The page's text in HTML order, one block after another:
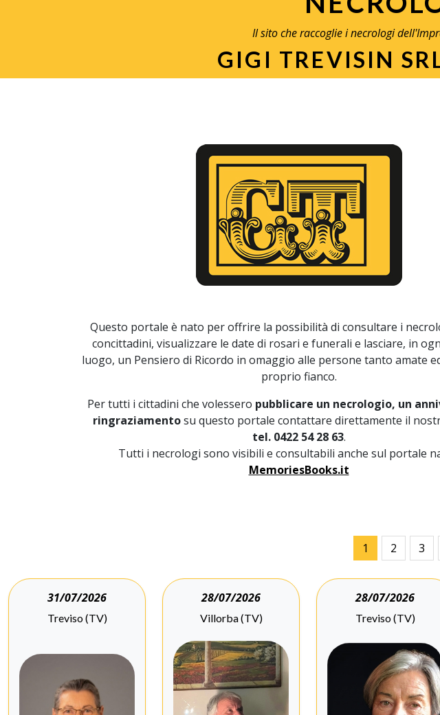
Il sito che raccoglie i necrologi
GIGI TREVISIN
Questo portale è nato per offrire la possibilità di consultare i
concittadini, visualizzare le date di rosari e funerali e lasciare, in
luogo, un Pensiero di Ricordo in omaggio alle persone tanto amate
proprio fianco.
Per tutti i cittadini che volessero pubblicare un necrologio, un
ringraziamentosu questo portale contattare direttamente il
tel. 0422 54 28 63.
Tutti i necrologi sono visibili e consultabili anche sul portale
MemoriesBooks.it
1 2 3
31/07/2026
Treviso (TV)
28/07/2026
Villorba (TV)
28/07/2026
Treviso (TV)